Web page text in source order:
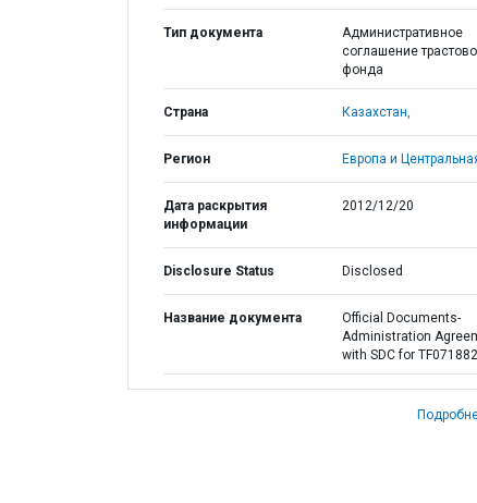
Тип документа
Административное
соглашение
фонда
Страна Казахстан,
Регион Европа и
Дата раскрытия
информации
2012/12/20
Disclosure Status Disclosed
Название документа
Official Documents-
Administration
with SDC for TF071882